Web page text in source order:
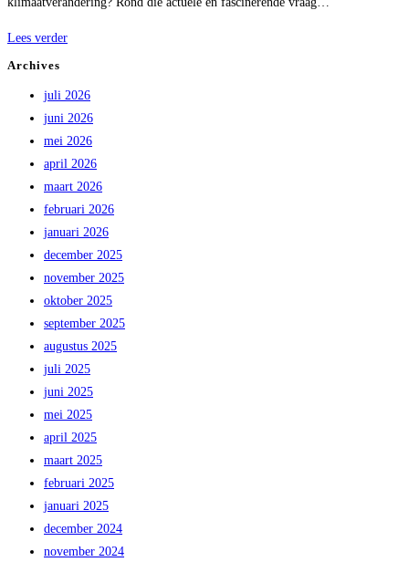
Lees verderDe
de
natuur
Archives
juli 2026
juni 2026
mei 2026
april 2026
maart 2026
februari 2026
januari 2026
december 2025
november 2025
oktober 2025
september 2025
augustus 2025
juli 2025
juni 2025
mei 2025
april 2025
maart 2025
februari 2025
januari 2025
december 2024
november 2024